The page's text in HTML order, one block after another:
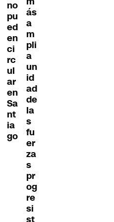
no
pu
ed
en
ci
rc
ul
ar
en
Sa
nt
ia
go
ás
a
m
pli
a
un
id
ad
de
la
s
fu
er
za
s
pr
og
re
si